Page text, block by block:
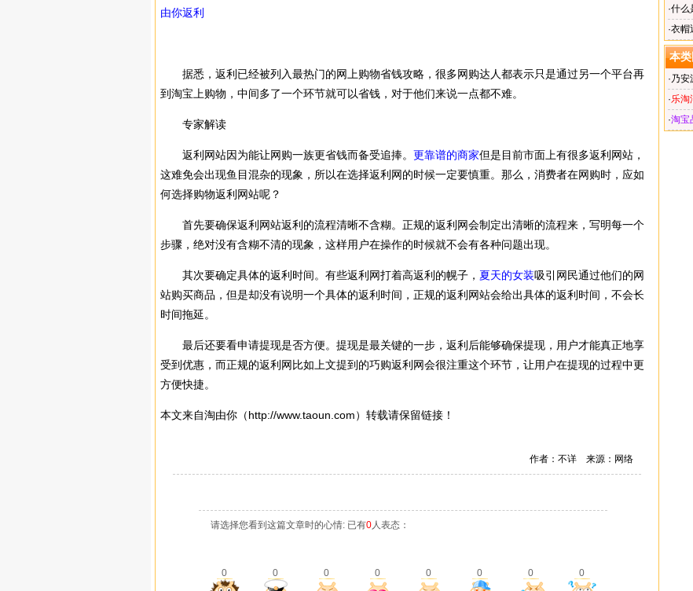
由你返利
据悉，返利已经被列入最热门的网上购物省钱攻略，很多网购达人都表示只是通过另一个平台再
到淘宝上购物，中间多了一个环节就可以省钱，对于他们来说一点都不难。
专家解读
返利网站因为能让网购一族更省钱而备受追捧。 更靠谱的商家但是目前市面上有很多返利网站，
这难免会出现鱼目混杂的现象，所以在选择返利网的时候一定要慎重。那么，消费者在网购时，应如
何选择购物返利网站呢？
首先要确保返利网站返利的流程清晰不含糊。正规的返利网会制定出清晰的流程来，写明每一个
步骤，绝对没有含糊不清的现象，这样用户在操作的时候就不会有各种问题出现。
其次要确定具体的返利时间。有些返利网打着高返利的幌子， 夏天的女装吸引网民通过他们的网
站购买商品，但是却没有说明一个具体的返利时间，正规的返利网站会给出具体的返利时间，不会长
时间拖延。
最后还要看申请提现是否方便。提现是最关键的一步，返利后能够确保提现，用户才能真正地享
受到优惠，而正规的返利网比如上文提到的巧购返利网会很注重这个环节，让用户在提现的过程中更
方便快捷。
本文来自淘由你（http://www.taoun.com）转载请保留链接！
作者：不详 来源：网络
请选择您看到这篇文章时的心情: 已有0人表态：
0 0 0 0 0 0 0 0
·什么
·衣帽
本
·乃安
厂家
·乐淘
·淘宝